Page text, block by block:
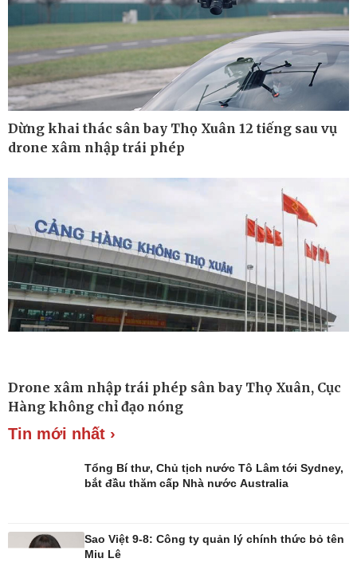
Công nghệ
Sành điệu
Tin Công nghệ
Trải nghiệm
Chuyển đổi số
Sức khỏe
Dinh dưỡng - món ngon
Cây thuốc
Sản phụ khoa
Nhi khoa
Phòng mạch online
Ăn sạch sống khỏe
Đời sống
Văn hóa
Dừng khai thác sân bay Thọ Xuân 12 tiếng sau vụ
drone xâm nhập trái phép
Drone xâm nhập trái phép sân bay Thọ Xuân, Cục
Hàng không chỉ đạo nóng
Tin mới nhất ›
Tổng Bí thư, Chủ tịch nước Tô Lâm tới Sydney,
bắt đầu thăm cấp Nhà nước Australia
Sao Việt 9-8: Công ty quản lý chính thức bỏ tên
Miu Lê